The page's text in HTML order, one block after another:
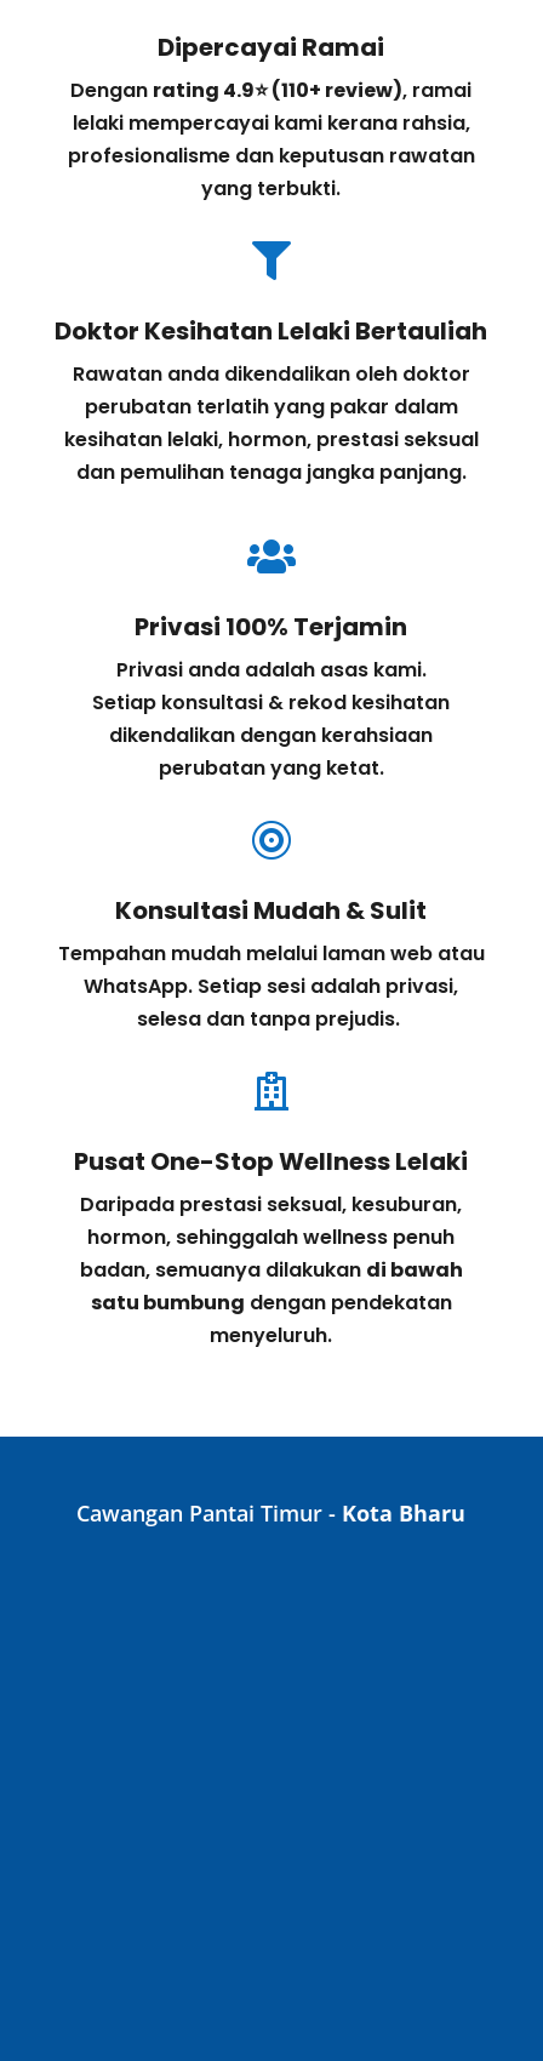
Dipercayai Ramai
Dengan rating 4.9⭐ (110+ review), ramai
lelaki mempercayai kami kerana rahsia,
profesionalisme dan keputusan rawatan
yang terbukti.

Doktor Kesihatan Lelaki Bertauliah
Rawatan anda dikendalikan oleh doktor
perubatan terlatih yang pakar dalam
kesihatan lelaki, hormon, prestasi seksual
dan pemulihan tenaga jangka panjang.

Privasi 100% Terjamin
Privasi anda adalah asas kami.
Setiap konsultasi & rekod kesihatan
dikendalikan dengan kerahsiaan
perubatan yang ketat.

Konsultasi Mudah & Sulit
Tempahan mudah melalui laman web atau
WhatsApp. Setiap sesi adalah privasi,
selesa dan tanpa prejudis.

Pusat One-Stop Wellness Lelaki
Daripada prestasi seksual, kesuburan,
hormon, sehinggalah wellness penuh
badan, semuanya dilakukan di bawah
satu bumbung dengan pendekatan
menyeluruh.
Cawangan Pantai Timur - Kota Bharu